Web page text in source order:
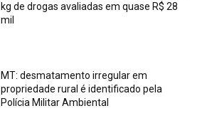
kg de drogas avaliadas em quase R$ 28
mil
MT: desmatamento irregular em
propriedade rural é identificado pela
Polícia Militar Ambiental